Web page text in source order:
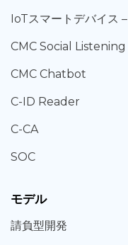
IoTスマートデバイス –
CMC Social Listening
CMC Chatbot
C-ID Reader
C-CA
SOC
モデル
請負型開発